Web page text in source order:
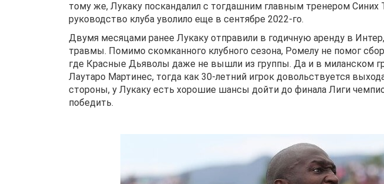
тому же, Лукаку поскандалил с тогдашним главным тренером Синих
руководство клуба уволило еще в сентябре 2022-го.
Двумя месяцами ранее Лукаку отправили в годичную аренду в
травмы. Помимо скомканного клубного сезона, Ромелу не помог
где Красные Дьяволы даже не вышли из группы. Да и в миланском
Лаутаро Мартинес, тогда как 30-летний игрок довольствуется
стороны, у Лукаку есть хорошие шансы дойти до финала Лиги
победить.